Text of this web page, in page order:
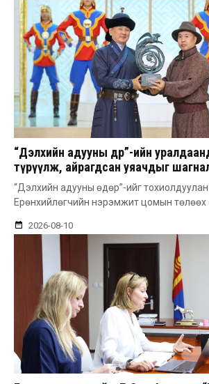
“Дэлхийн адууны өдөр”-ийн
түрүүлж, айрагдсан уяачдыг
“Дэлхийн адууны өдөр”-ийг
Ерөнхийлөгчийн нэрэмжит цомын төлөөх
2026-08-10